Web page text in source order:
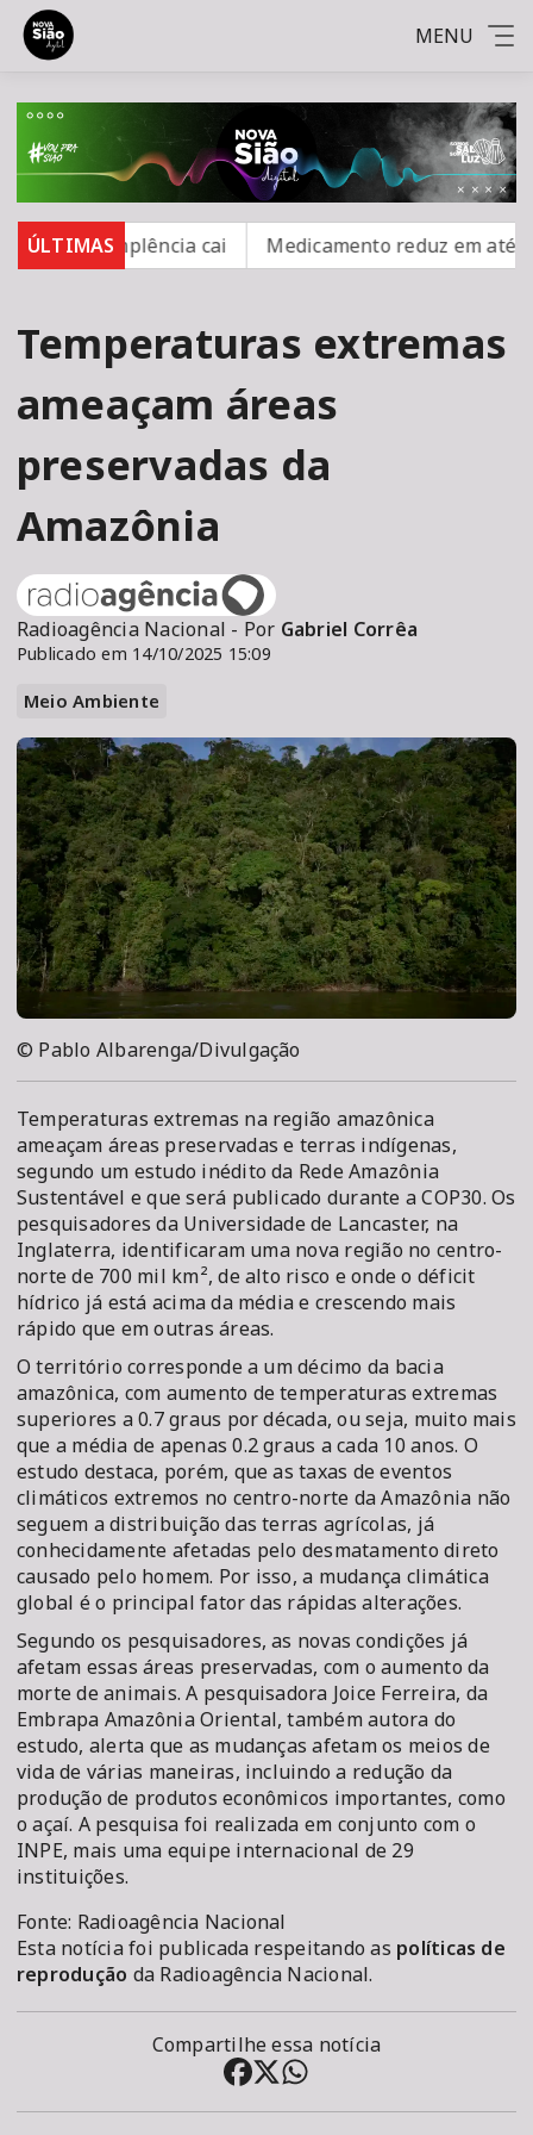
MENU
ÚLTIMAS
inadimplência cai Medicamento reduz em até 85%
Temperaturas extremas
ameaçam áreas
preservadas da
Amazônia
Radioagência Nacional - Por Gabriel Corrêa
Publicado em 14/10/2025 15:09
Meio Ambiente
© Pablo Albarenga/Divulgação
Temperaturas extremas na região amazônica
ameaçam áreas preservadas e terras indígenas,
segundo um estudo inédito da Rede Amazônia
Sustentável e que será publicado durante a COP30. Os
pesquisadores da Universidade de Lancaster, na
Inglaterra, identificaram uma nova região no centro-
norte de 700 mil km², de alto risco e onde o déficit
hídrico já está acima da média e crescendo mais
rápido que em outras áreas.
O território corresponde a um décimo da bacia
amazônica, com aumento de temperaturas extremas
superiores a 0.7 graus por década, ou seja, muito mais
que a média de apenas 0.2 graus a cada 10 anos. O
estudo destaca, porém, que as taxas de eventos
climáticos extremos no centro-norte da Amazônia não
seguem a distribuição das terras agrícolas, já
conhecidamente afetadas pelo desmatamento direto
causado pelo homem. Por isso, a mudança climática
global é o principal fator das rápidas alterações.
Segundo os pesquisadores, as novas condições já
afetam essas áreas preservadas, com o aumento da
morte de animais. A pesquisadora Joice Ferreira, da
Embrapa Amazônia Oriental, também autora do
estudo, alerta que as mudanças afetam os meios de
vida de várias maneiras, incluindo a redução da
produção de produtos econômicos importantes, como
o açaí. A pesquisa foi realizada em conjunto com o
INPE, mais uma equipe internacional de 29
instituições.
Fonte: Radioagência Nacional
Esta notícia foi publicada respeitando as políticas de
reprodução da Radioagência Nacional.
Compartilhe essa notícia